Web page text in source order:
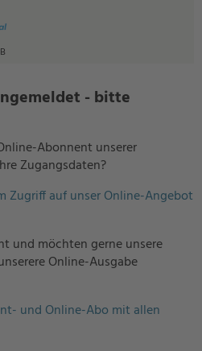
- bitte
Abonnent unserer
Zugangsdaten?
Zugriff auf unser Online-Angebot
und möchten gerne unsere
Online-Ausgabe
und Online-Abo mit allen